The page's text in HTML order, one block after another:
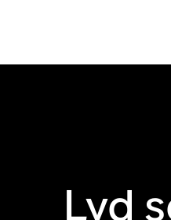
Apple AirPlay 2
Lyd